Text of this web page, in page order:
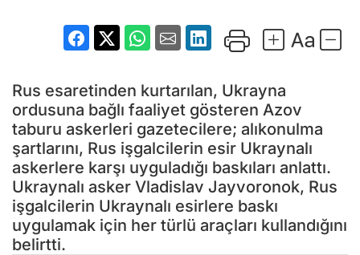
Rus esaretinden kurtarılan, Ukrayna
ordusuna bağlı faaliyet gösteren Azov
taburu askerleri gazetecilere; alıkonulma
şartlarını, Rus işgalcilerin esir Ukraynalı
askerlere karşı uyguladığı baskıları anlattı.
Ukraynalı asker Vladislav Jayvoronok, Rus
işgalcilerin Ukraynalı esirlere baskı
uygulamak için her türlü araçları kullandığını
belirtti.